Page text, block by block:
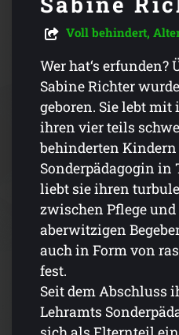
Voll behindert,
Wer hat‘s erfunden?
Sabine Richter
geboren. Sie lebt
ihren vier teils
behinderten
Sonderpädagogin in
liebt sie ihren
zwischen Pflege
aberwitzigen
auch in Form von
fest.
Seit dem Abschluss
Lehramts